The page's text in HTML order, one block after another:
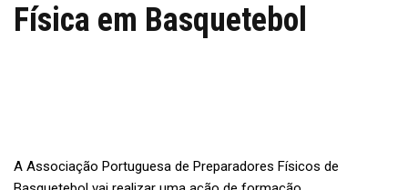
Física em Basquetebol
A Associação Portuguesa de Preparadores Físicos de